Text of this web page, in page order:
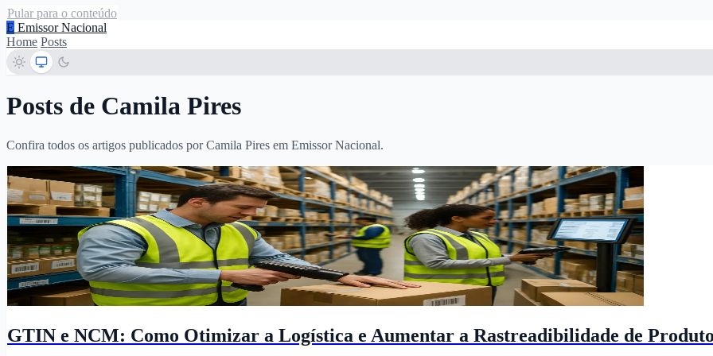
Pular para o conteúdo
E Emissor Nacional
Home Posts
Posts de Camila Pires
Confira todos os artigos publicados por Camila Pires em Emissor Nacional.
GTIN e NCM: Como Otimizar a Logística e Aumentar a Rastreadibilidade de